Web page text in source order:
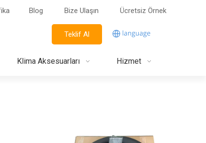
Blog Bize Ulaşın Ücretsiz Örnek
Teklif Al
Klima Aksesuarları Hizmet